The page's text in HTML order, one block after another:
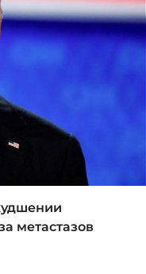
метастазов